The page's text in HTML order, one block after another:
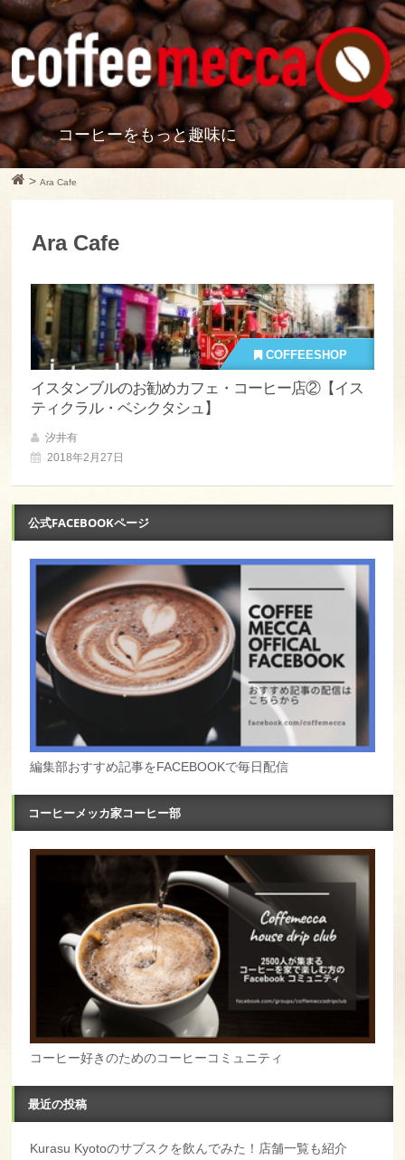
コーヒーをもっと趣味に
>Ara Cafe
Ara Cafe
COFFEESHOP
イスタンブルのお勧めカフェ・コーヒー店②【イス
ティクラル・ベシクタシュ】
汐井有
2018年2月27日
公式FACEBOOKページ
編集部おすすめ記事をFACEBOOKで毎日配信
コーヒーメッカ家コーヒー部
コーヒー好きのためのコーヒーコミュニティ
最近の投稿
Kurasu Kyotoのサブスクを飲んでみた！店舗一覧も紹介